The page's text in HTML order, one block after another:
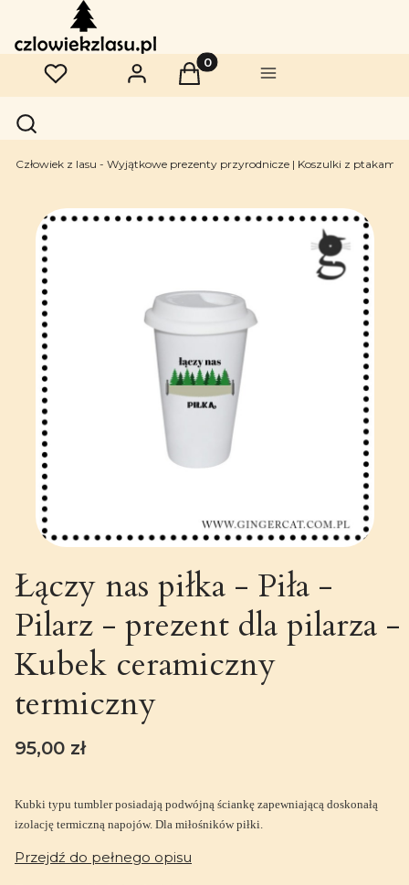
Ulubione Zaloguj sięProdukty w koszyku: 0.
Koszyk Menu
Otwórz wyszukiwarkę
Szukaj
Człowiek z lasu - Wyjątkowe prezenty przyrodnicze | Koszulki z ptakami |
Łączy nas piłka - Piła -
Pilarz - prezent dla pilarza -
Kubek ceramiczny
termiczny
Cena
95,00 zł
Kubki typu tumbler posiadają podwójną ściankę zapewniającą doskonałą
izolację termiczną napojów. Dla miłośników piłki.
Przejdź do pełnego opisu